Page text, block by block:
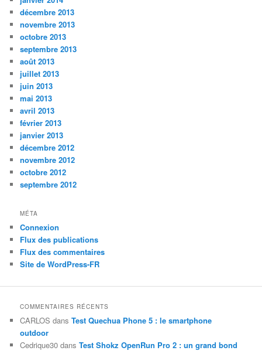
décembre 2013
novembre 2013
octobre 2013
septembre 2013
août 2013
juillet 2013
juin 2013
mai 2013
avril 2013
février 2013
janvier 2013
décembre 2012
novembre 2012
octobre 2012
septembre 2012
MÉTA
Connexion
Flux des publications
Flux des commentaires
Site de WordPress-FR
COMMENTAIRES RÉCENTS
CARLOS dansTest Quechua Phone 5 : le smartphone
outdoor
Cedrique30 dansTest Shokz OpenRun Pro 2 : un grand bond